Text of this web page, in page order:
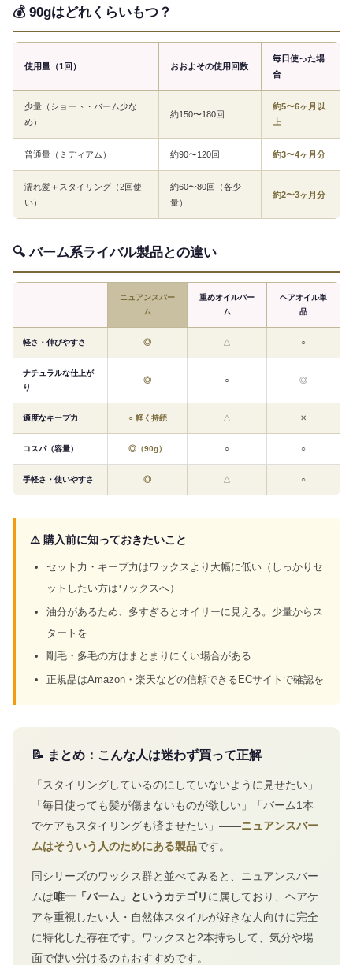
💰 90gはどれくらいもつ？
使用量（1回） おおよその使用回数
毎日使った場
合
少量（ショート・バーム少な
め）
約150〜180回
約5〜6ヶ月以
上
普通量（ミディアム） 約90〜120回 約3〜4ヶ月分
濡れ髪＋スタイリング（2回使
い）
約60〜80回（各少
量）
約2〜3ヶ月分
🔍 バーム系ライバル製品との違い
ニュアンスバー
ム
重めオイルバー
ム
ヘアオイル単
品
軽さ・伸びやすさ ◎ △ ○
ナチュラルな仕上が
り
◎ ○ ◎
適度なキープ力 ○ 軽く持続 △ ✕
コスパ（容量） ◎（90g） ○ ○
手軽さ・使いやすさ ◎ △ ○
⚠️ 購入前に知っておきたいこと
セット力・キープ力はワックスより大幅に低い（しっかりセ
ットしたい方はワックスへ）
油分があるため、多すぎるとオイリーに見える。少量からス
タートを
剛毛・多毛の方はまとまりにくい場合がある
正規品はAmazon・楽天などの信頼できるECサイトで確認を
📝 まとめ：こんな人は迷わず買って正解
「スタイリングしているのにしていないように見せたい」
「毎日使っても髪が傷まないものが欲しい」「バーム1本
でケアもスタイリングも済ませたい」——ニュアンスバー
ムはそういう人のためにある製品です。
同シリーズのワックス群と並べてみると、ニュアンスバー
ムは唯一「バーム」というカテゴリ に属しており、ヘアケ
アを重視したい人・自然体スタイルが好きな人向けに完全
に特化した存在です。ワックスと2本持ちして、気分や場
面で使い分けるのもおすすめです。